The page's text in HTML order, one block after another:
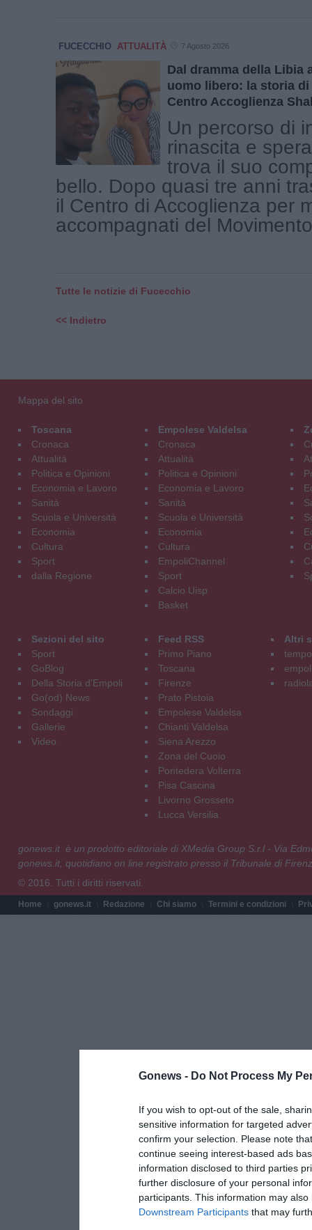
Gonews - Do Not Process My
If you wish to opt-out of the sale,
sensitive information for targeted
confirm your selection. Please note
continue seeing interest-based ads
information disclosed to third parties
further disclosure of your personal
participants. This information may
Downstream Participants that may
FUCECCHIO ATTUALITÀ 7 Agosto 2026
Dal dramma della Libia
uomo libero: la storia di
Centro Accoglienza
Un percorso di
rinascita e
trova il suo
bello. Dopo quasi tre anni
il Centro di Accoglienza per
accompagnati del
Tutte le notizie di Fucecchio
<< Indietro
Mappa del sito
Toscana
Cronaca
Attualità
Politica e Opinioni
Economia e Lavoro
Sanità
Scuola e Università
Economia
Cultura
Sport
dalla Regione
Empolese Valdelsa
Cronaca
Attualità
Politica e Opinioni
Economia e Lavoro
Sanità
Scuola e Università
Economia
Cultura
EmpoliChannel
Sport
Calcio Uisp
Basket
Sezioni del sito
Sport
GoBlog
Della Storia d'Empoli
Go(od) News
Sondaggi
Gallerie
Video
Feed RSS
Primo Piano
Toscana
Firenze
Prato Pistoia
Empolese Valdelsa
Chianti Valdelsa
Siena Arezzo
Zona del Cuoio
Pontedera Volterra
Pisa Cascina
Livorno Grosseto
Lucca Versilia
Altri
gonews.it è un prodotto editoriale di XMedia Group S.r.l - Via
gonews.it, quotidiano on line registrato presso il Tribunale di
© 2016. Tutti i diritti riservati.
Home gonews.it Redazione Chi siamo Termini e condizioni